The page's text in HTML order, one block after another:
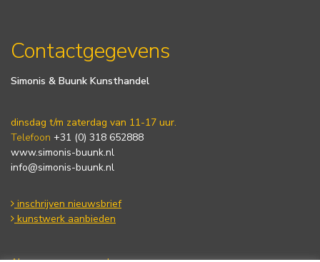
Contactgegevens
Simonis & Buunk Kunsthandel
dinsdag t/m zaterdag van 11-17 uur.
Telefoon +31 (0) 318 652888
www.simonis-buunk.nl
info@simonis-buunk.nl
inschrijven nieuwsbrief
kunstwerk aanbieden